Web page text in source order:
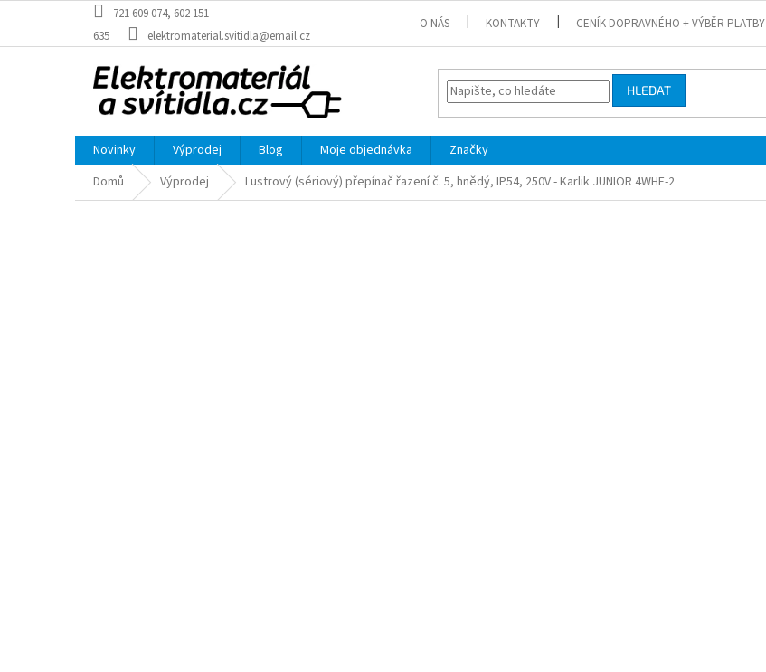
obsah
721 609 074, 602 151
635
elektromaterial.svitidla@email.cz
O NÁS KONTAKTY CENÍK DOPRAVNÉHO + VÝBĚR PLATBY
HLEDAT
Novinky Výprodej Blog Moje objednávka
Značky
Domů
Výprodej Lustrový (sériový) přepínač řazení č. 5, hnědý, IP54, 250V - Karlik JUNIOR 4WHE-2